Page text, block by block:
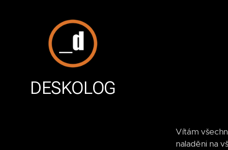
DESKOLOG
Vítám
naladěni na